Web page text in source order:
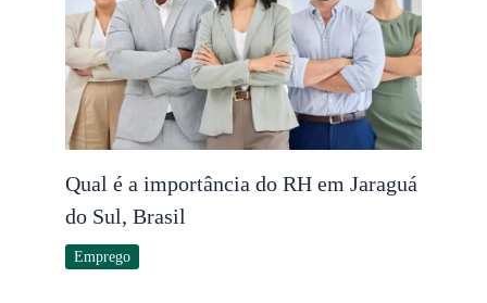
Qual é a importância do RH em Jaraguá
do Sul, Brasil
Emprego